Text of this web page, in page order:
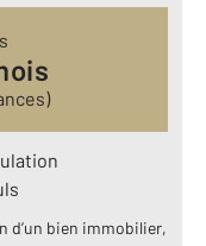
d’un bien immobilier,